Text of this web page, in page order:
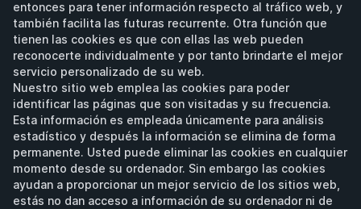
entonces para tener información respecto al tráfico web, y
también facilita las futuras recurrente. Otra función que
tienen las cookies es que con ellas las web pueden
reconocerte individualmente y por tanto brindarte el mejor
servicio personalizado de su web.
Nuestro sitio web emplea las cookies para poder
identificar las páginas que son visitadas y su frecuencia.
Esta información es empleada únicamente para análisis
estadístico y después la información se elimina de forma
permanente. Usted puede eliminar las cookies en cualquier
momento desde su ordenador. Sin embargo las cookies
ayudan a proporcionar un mejor servicio de los sitios web,
estás no dan acceso a información de su ordenador ni de